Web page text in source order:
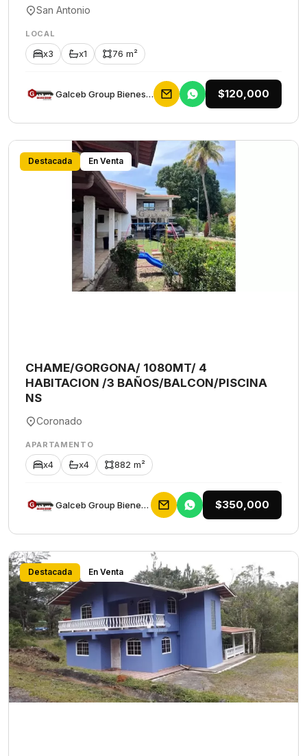
San Antonio
LOCAL
x3 x1 76 m²
Galceb Group Bienes Raices $120,000
Destacada En Venta
CHAME/GORGONA/ 1080MT/ 4
HABITACION /3 BAÑOS/BALCON/PISCINA
NS
Coronado
APARTAMENTO
x4 x4 882 m²
Galceb Group Bienes Raices $350,000
Destacada En Venta